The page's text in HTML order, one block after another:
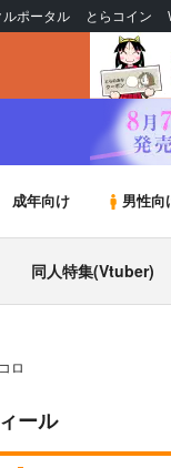
ポータル とらコイン
成年向け 男性向
同人特集(Vtuber)
ロ
ール